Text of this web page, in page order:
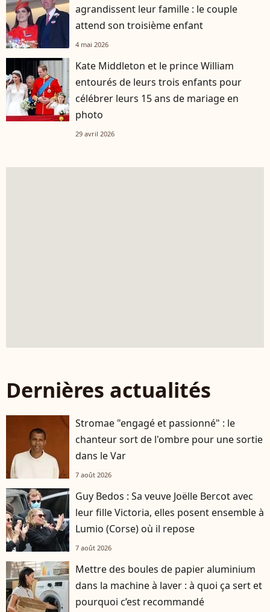
agrandissent leur famille : le couple
attend son troisième enfant
4 mai 2026
Kate Middleton et le prince William
entourés de leurs trois enfants pour
célébrer leurs 15 ans de mariage en
photo
29 avril 2026
Dernières actualités
Stromae "engagé et passionné" : le
chanteur sort de l'ombre pour une sortie
dans le Var
7 août 2026
Guy Bedos : Sa veuve Joëlle Bercot avec
leur fille Victoria, elles posent ensemble à
Lumio (Corse) où il repose
7 août 2026
Mettre des boules de papier aluminium
dans la machine à laver : à quoi ça sert et
pourquoi c’est recommandé